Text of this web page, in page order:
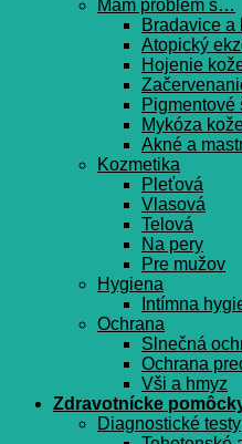
Mám problém s…
Bradavice a
Atopický
Hojenie
Pigmentové
Mykóza
Akné a
Kozmetika
Pleťová
Vlasová
Telová
Na pery
Pre mužov
Hygiena
Intímna
Ochrana
Slnečná
Ochrana
Vši a hmyz
Zdravotnícke
Diagnostické testy